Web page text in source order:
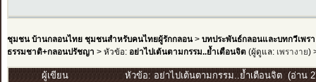
ชุมชน บ้านกลอนไทย ชุมชนสำหรับคนไทยผู้รักกลอน> บทประพันธ์กลอนและบทกวีเพรา
ธรรมชาติ+กลอนปรัชญา > หัวข้อ: อย่าไปเต้นตามกรรม..ย้ำเตือนจิต(ผู้ดูแล: เพรางาย)
ผู้เขียน หัวข้อ: อย่าไปเต้นตามกรรม..ย้ำเตือนจิต (อ่าน